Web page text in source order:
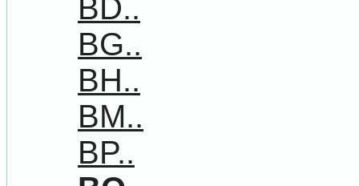
BD..
BG..
BH..
BM..
BP..